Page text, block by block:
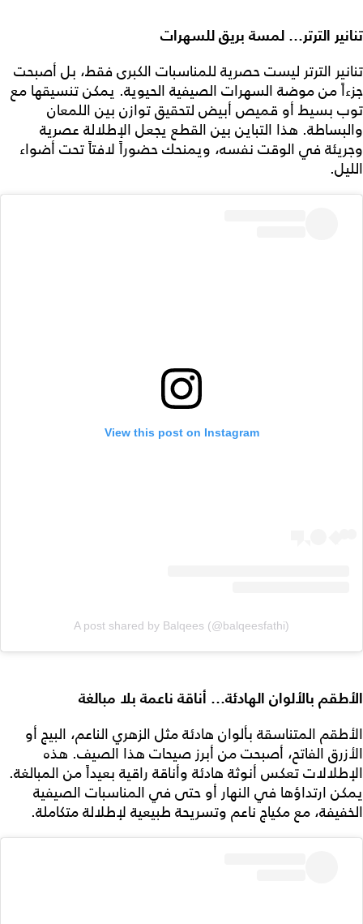
تنانير الترتر… لمسة بريق للسهرات
تنانير الترتر ليست حصرية للمناسبات الكبرى فقط، بل أصبحت
جزءاً من موضة السهرات الصيفية الحيوية. يمكن تنسيقها مع
توب بسيط أو قميص أبيض لتحقيق توازن بين اللمعان
والبساطة. هذا التباين بين القطع يجعل الإطلالة عصرية
وجريئة في الوقت نفسه، ويمنحك حضوراً لافتاً تحت أضواء
الليل.
View this post on Instagram
A post shared by Balqees (@balqeesfathi)
الأطقم بالألوان الهادئة… أناقة ناعمة بلا مبالغة
الأطقم المتناسقة بألوان هادئة مثل الزهري الناعم، البيج أو
الأزرق الفاتح، أصبحت من أبرز صيحات هذا الصيف. هذه
الإطلالات تعكس أنوثة هادئة وأناقة راقية بعيداً من المبالغة.
يمكن ارتداؤها في النهار أو حتى في المناسبات الصيفية
الخفيفة، مع مكياج ناعم وتسريحة طبيعية لإطلالة متكاملة.